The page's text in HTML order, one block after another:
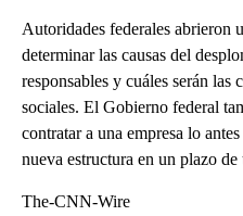
Autoridades federales abrieron
determinar las causas del
responsables y cuáles serán las
sociales. El Gobierno federal
contratar a una empresa lo
nueva estructura en un plazo de
The-CNN-Wire